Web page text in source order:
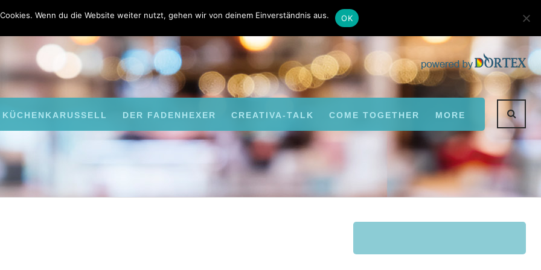
Autoren
KÜCHENKARUSSELL DER FADENHEXER CREATIVA-TALK COME TOGETHER MORE
Wenn du die Website weiter nutzt, gehen wir von deinem Einverständnis aus. OK